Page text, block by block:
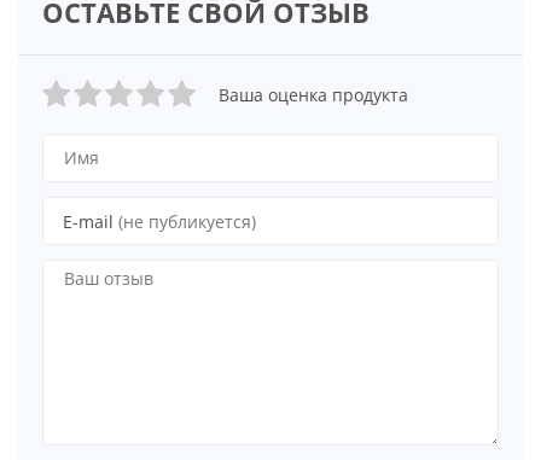
ОСТАВЬТЕ СВОЙ ОТЗЫВ
Ваша оценка продукта
E-mail (не публикуется)